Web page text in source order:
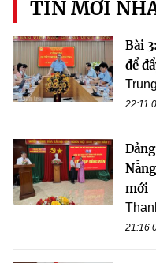
TIN MỚI
Bài
để
22:11
mới
21:16